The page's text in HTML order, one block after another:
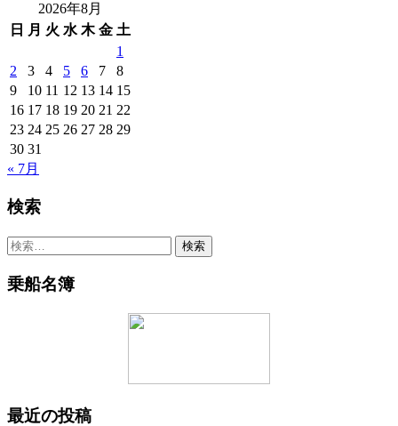
2026年8月
日
月 火 水 木 金 土
1
2
3 4 5 6 7
8
9
10 11 12 13 14 15
16 17 18 19 20 21 22
23 24 25 26 27 28 29
30 31
« 7月
検索
検
乗船名簿
最近の投稿